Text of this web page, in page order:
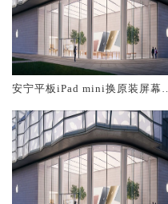
安宁平板iPad mini换原装屏幕服